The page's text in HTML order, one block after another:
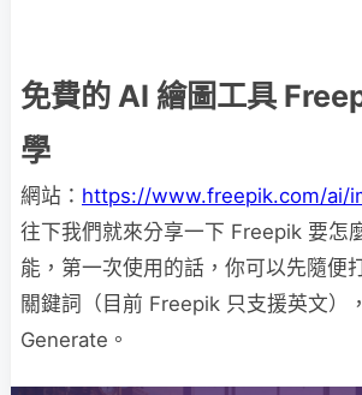
免費的 AI 繪圖工具
學
網站： https://www.freepik.com/ai/
往下我們就來分享一下 Freepik 要怎
能，第一次使用的話，你可以先隨便
關鍵詞（目前 Freepik 只支援英文）
Generate。